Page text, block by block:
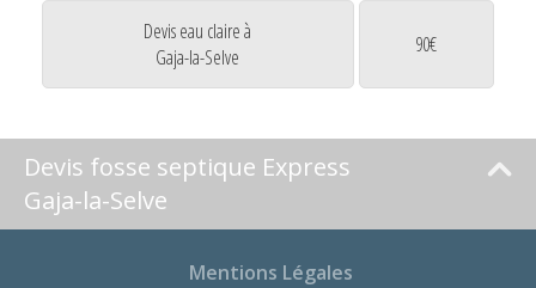
Devis eau claire à
Gaja-la-Selve
90€
Devis fosse septique Express
Gaja-la-Selve
Mentions Légales